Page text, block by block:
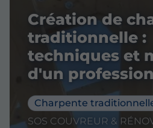
Création de
traditionnelle :
techniques et
d'un
Charpente
SOS COUVREUR &